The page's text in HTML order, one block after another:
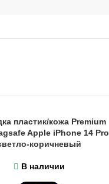
пластик/кожа Premium
Apple iPhone 14 Pro
коричневый
В наличии